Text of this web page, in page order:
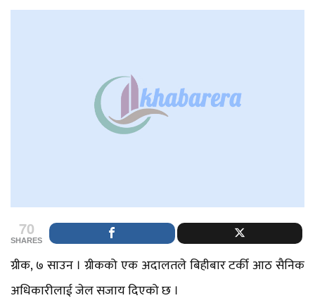
70
SHARES
ग्रीक, ७ साउन । ग्रीकको एक अदालतले बिहीबार टर्की आठ सैनिक
अधिकारीलाई जेल सजाय दिएको छ ।